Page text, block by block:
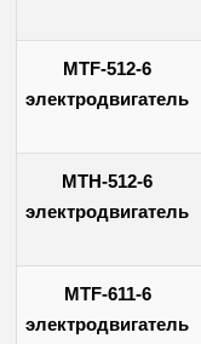
MTF-512-6
электродвигатель
МТН-512-6
электродвигатель
MTF-611-6
электродвигатель